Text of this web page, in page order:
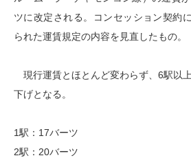
ツに改定される。コンセッション契約
られた運賃規定の内容を見直したもの。
現行運賃とほとんど変わらず、6駅以
下げとなる。
1駅：17バーツ
2駅：20バーツ